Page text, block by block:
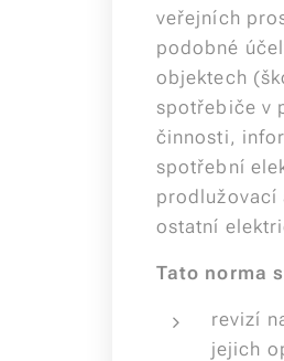
veřejních
podobné
objektech
spotřebiče v
činnosti,
spotřební
prodlužovací
ostatní
Tato norma
revizí
jejich